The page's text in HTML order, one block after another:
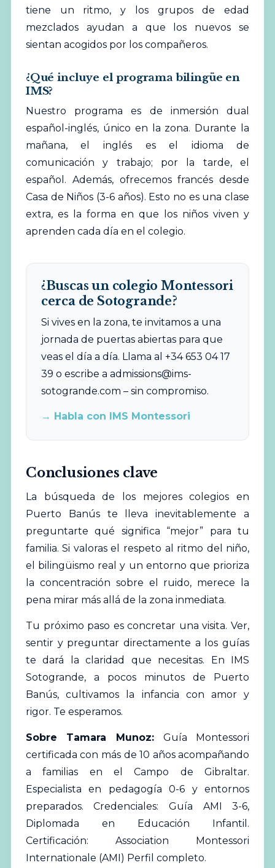
tiene un ritmo, y los grupos de edad
mezclados ayudan a que los nuevos se
sientan acogidos por los compañeros.
¿Qué incluye el programa bilingüe en
IMS?
Nuestro programa es de inmersión dual
español-inglés, único en la zona. Durante la
mañana, el inglés es el idioma de
comunicación y trabajo; por la tarde, el
español. Además, ofrecemos francés desde
Casa de Niños (3-6 años). Esto no es una clase
extra, es la forma en que los niños viven y
aprenden cada día en el colegio.
¿Buscas un colegio Montessori
cerca de Sotogrande?
Si vives en la zona, te invitamos a una
jornada de puertas abiertas para que
veas el día a día. Llama al +34 653 04 17
39 o escribe a admissions@ims-
sotogrande.com – sin compromiso.
→ Habla con IMS Montessori
Conclusiones clave
La búsqueda de los mejores colegios en
Puerto Banús te lleva inevitablemente a
preguntarte qué significa “mejor” para tu
familia. Si valoras el respeto al ritmo del niño,
el bilingüismo real y un entorno que prioriza
la concentración sobre el ruido, merece la
pena mirar más allá de la zona inmediata.
Tu próximo paso es concretar una visita. Ver,
sentir y preguntar directamente a los guías
te dará la claridad que necesitas. En IMS
Sotogrande, a pocos minutos de Puerto
Banús, cultivamos la infancia con amor y
rigor. Te esperamos.
Sobre Tamara Munoz: Guía Montessori
certificada con más de 10 años acompañando
a familias en el Campo de Gibraltar.
Especialista en pedagogía 0-6 y entornos
preparados. Credenciales: Guía AMI 3-6,
Diplomada en Educación Infantil.
Certificación: Association Montessori
Internationale (AMI) Perfil completo.